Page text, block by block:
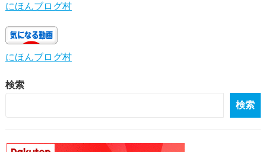
にほんブログ村
にほんブログ村
検索
検索